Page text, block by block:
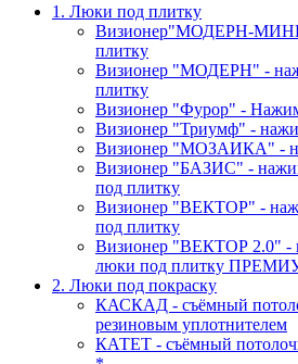
1. Люки под плитку
Визионер"МОДЕРН-
плитку
Визионер "МОДЕРН" -
плитку
Визионер "Фурор" -
Визионер "Триумф" -
Визионер "МОЗАИКА" -
Визионер "БАЗИС" -
под плитку
Визионер "ВЕКТОР" -
под плитку
Визионер "ВЕКТОР 2.0" -
люки под плитку
2. Люки под покраску
КАСКАД - съёмный
резиновым уплотнителем
КАТЕТ - съёмный